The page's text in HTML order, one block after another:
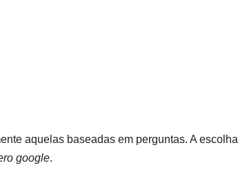
aquelas baseadas em perguntas. A escolha
google.